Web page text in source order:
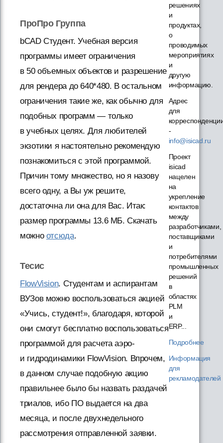
ПроПро Группа
bCAD Студент. Учебная версия
программы имеет ограничения
в 50 объемных объектов и разрешение
для рендера до 640*480. В остальном
ограничения такие же, как обычно для
подобных программ — только
в учебных целях. Для любителей
экзотики я настоятельно рекомендую
познакомиться с этой программой.
Причин тому множество, но я назову
всего одну, а Вы уж решите,
достаточна ли она для Вас. Итак:
размер программы 13.6 МБ. Скачать
можно отсюда.
Тесис
FlowVision. Студентам и аспирантам
ВУЗов можно воспользоваться акцией
«Учись, студент!», благодаря, которой
они смогут бесплатно воспользоваться
программой для расчета аэро-
и гидродинамики FlowVision. Впрочем,
в данном случае подобную акцию
правильнее было бы назвать раздачей
триалов, ибо ПО выдается на два
месяца, и после двухнедельного
рассмотрения отправленной заявки.
решениях
и
продуктах,
о
проводимых
мероприятиях
и
другую
информацию.
Адрес
для
-
info@isicad.ru
Проект
isicad
нацелен
на
укрепление
контактов
между
разработчиками,
поставщиками
и
потребителями
промышленных
решений
в
областях
PLM
и
ERP...
Подробнее
Информация
для
рекламодателей